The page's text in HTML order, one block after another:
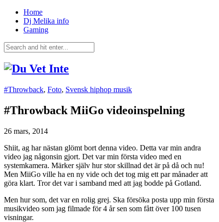
Home
Dj Melika info
Gaming
#Throwback, Foto, Svensk hiphop musik
#Throwback MiiGo videoinspelning
26 mars, 2014
Shiit, ag har nästan glömt bort denna video. Detta var min andra
video jag någonsin gjort. Det var min första video med en
systemkamera. Märker själv hur stor skillnad det är på då och nu!
Men MiiGo ville ha en ny vide och det tog mig ett par månader att
göra klart. Tror det var i samband med att jag bodde på Gotland.
Men hur som, det var en rolig grej. Ska försöka posta upp min första
musikvideo som jag filmade för 4 år sen som fått över 100 tusen
visningar.